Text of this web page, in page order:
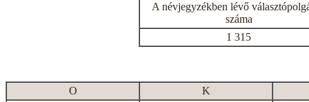
A névjegyzékben lévő
száma
1 315
O
K